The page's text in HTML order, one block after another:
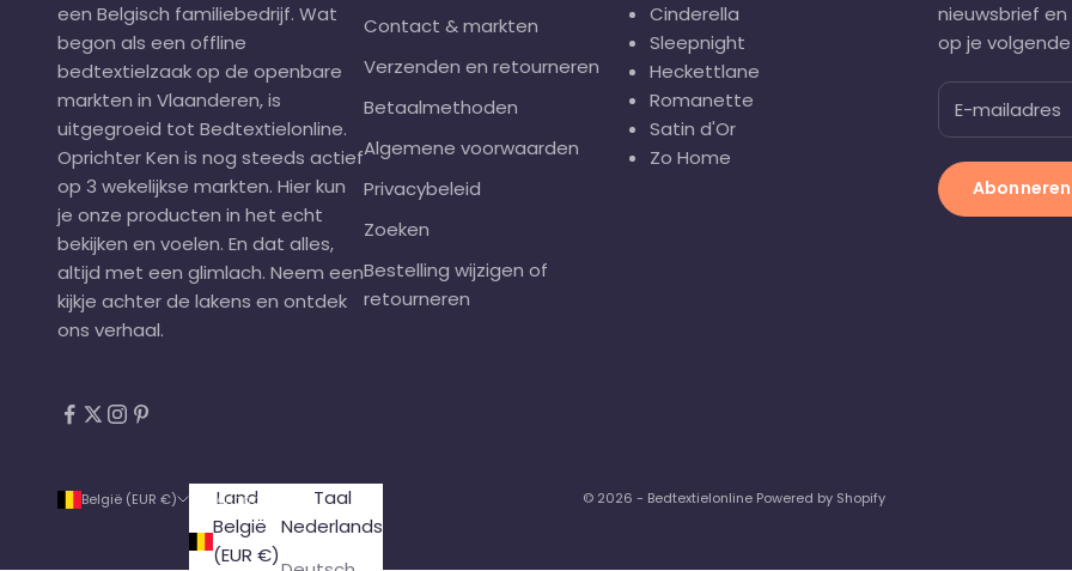
een Belgisch familiebedrijf. Wat
begon als een offline
bedtextielzaak op de openbare
markten in Vlaanderen, is
uitgegroeid tot Bedtextielonline.
Oprichter Ken is nog steeds actief
op 3 wekelijkse markten. Hier kun
je onze producten in het echt
bekijken en voelen. En dat alles,
altijd met een glimlach. Neem een
kijkje achter de lakens en ontdek
ons verhaal.
Contact & markten
Verzenden en retourneren
Betaalmethoden
Algemene voorwaarden
Privacybeleid
Zoeken
Bestelling wijzigen of
retourneren
Cinderella
Sleepnight
Heckettlane
Romanette
Satin d'Or
Zo Home
nieuwsbrief
op je
Abonneren
België (EUR €)
Land
België
(EUR €)
Nederlands
Taal
Nederlands
© 2026 - Bedtextielonline Powered by Shopify